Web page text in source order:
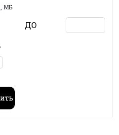
МБ
ДО